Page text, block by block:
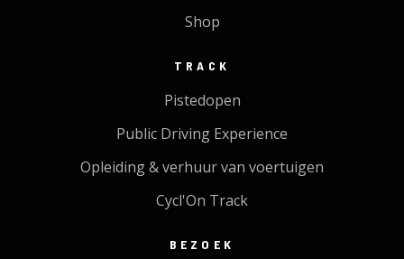
Shop
TRACK
Pistedopen
Public Driving Experience
Opleiding & verhuur van voertuigen
Cycl'On Track
BEZOEK